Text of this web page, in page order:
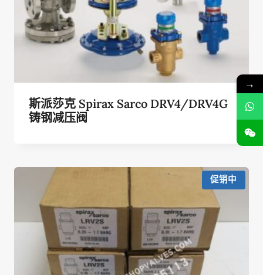
斯派莎克 Spirax Sarco DRV4/DRV4G
铸钢减压阀
促销中
→